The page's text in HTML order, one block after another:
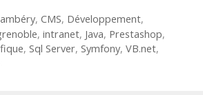
, CMS, Développement,
, intranet, Java, Prestashop,
, Sql Server, Symfony, VB.net,